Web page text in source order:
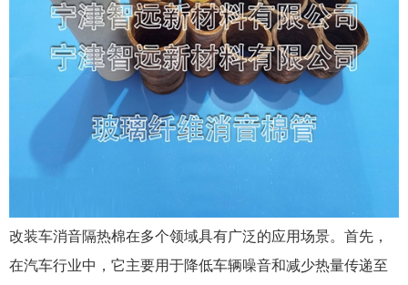
改装车消音隔热棉在多个领域具有广泛的应用场景。首先，
在汽车行业中，它主要用于降低车辆噪音和减少热量传递至